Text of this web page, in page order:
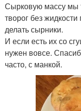
Сырковую массу мы
творог без
делать сырники.
И если есть их со
нужен вовсе.
часто, с манкой.